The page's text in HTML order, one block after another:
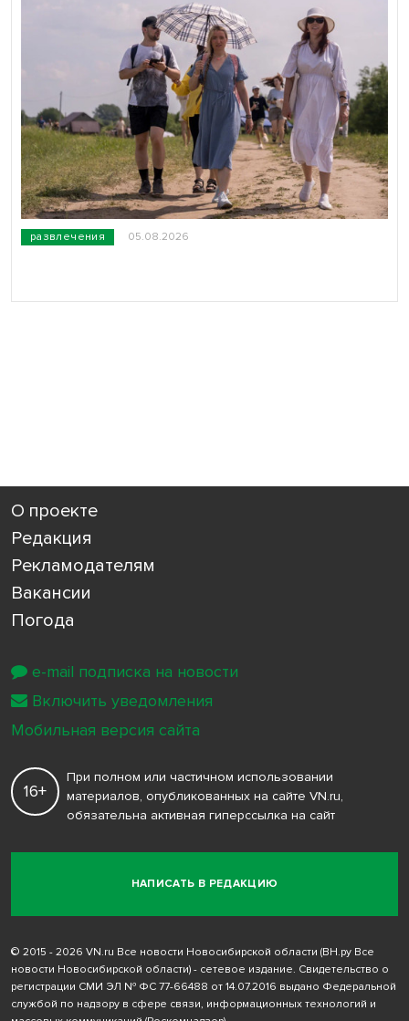
развлечения 05.08.2026
О проекте
Редакция
Рекламодателям
Вакансии
Погода
НАПИСАТЬ В РЕДАКЦИЮ
16+
При полном или частичном использовании
материалов, опубликованных на сайте VN.ru,
обязательна активная гиперссылка на сайт
© 2015 - 2026 VN.ru Все новости Новосибирской области (ВН.ру Все
новости Новосибирской области) - сетевое издание. Свидетельство о
регистрации СМИ ЭЛ № ФС 77-66488 от 14.07.2016 выдано Федеральной
службой по надзору в сфере связи, информационных технологий и
e-mail подписка на новости
Включить уведомления
Мобильная версия сайта